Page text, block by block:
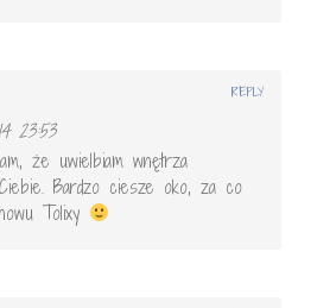
23:53
że uwielbiam wnętrza
Bardzo ciesze oko, za co
Tolixy
REPLY